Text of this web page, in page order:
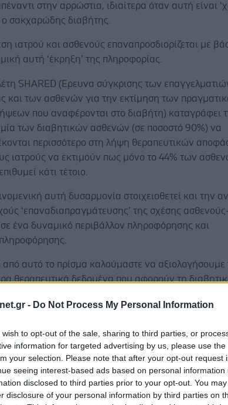
- Do Not Process My Personal Information
wish to opt-out of the sale, sharing to third parties, or
information for targeted advertising by us, please use
your selection. Please note that after your opt-out request
seeing interest-based ads based on personal
disclosed to third parties prior to your opt-out. You
disclosure of your personal information by third parties on
στην αρρώστια, ιδιαίτερα όταν αυτή είναι
σακχαρώδης διαβήτης.
ιατρού και ασθενούς επαναπροσδιορίζεται με
αυτή ‘έκρηξη’ της πληροφορίας.
SHARED (Έρευνα σύγκρισης των
και των ασθενών για την εκτίμηση των
που αναφέρονται στο διαβήτη) καταγράφει
των διαβητικών ασθενών (σε ποσοστό 90%) να
περισσότερο στη λήψη θεραπευτικών
ιατρούς να εκτιμούν πως μόνο το 44% των
κάτι τέτοιο.
αυτή δυσαρμονία στοιχειοθετεί και την
‘επαναδιαπραγμάτευσης’ της σχέσης
ένα δυναμικό περιβάλλον πληροφόρησης και
αυτό το πρίσμα καλούμαστε να αξιολογήσουμε
θεραπευτικά δεδομένα που αφορούν τη
ιατρικής συμβουλής μέσα από αμοιβαία
τα νεότερα δεδομένα προσπαθώντας να